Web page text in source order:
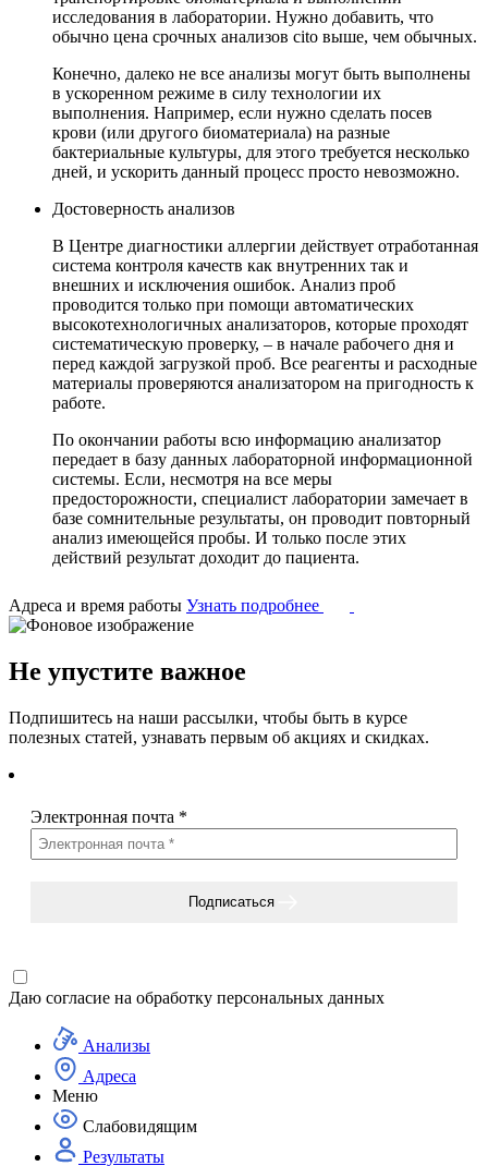
исследования в лаборатории. Нужно добавить, что
обычно цена срочных анализов cito выше, чем обычных.
Конечно, далеко не все анализы могут быть выполнены
в ускоренном режиме в силу технологии их
выполнения. Например, если нужно сделать посев
крови (или другого биоматериала) на разные
бактериальные культуры, для этого требуется несколько
дней, и ускорить данный процесс просто невозможно.
Достоверность анализов
В Центре диагностики аллергии действует отработанная
система контроля качеств как внутренних так и
внешних и исключения ошибок. Анализ проб
проводится только при помощи автоматических
высокотехнологичных анализаторов, которые проходят
систематическую проверку, – в начале рабочего дня и
перед каждой загрузкой проб. Все реагенты и расходные
материалы проверяются анализатором на пригодность к
работе.
По окончании работы всю информацию анализатор
передает в базу данных лабораторной информационной
системы. Если, несмотря на все меры
предосторожности, специалист лаборатории замечает в
базе сомнительные результаты, он проводит повторный
анализ имеющейся пробы. И только после этих
действий результат доходит до пациента.
Адреса и время работы Узнать подробнее
Не упустите важное
Подпишитесь на наши рассылки, чтобы быть в курсе
полезных статей, узнавать первым об акциях и скидках.
Электронная почта *
Подписаться
Даю согласие на обработку персональных данных
Анализы
Адреса
Меню
Слабовидящим
Результаты